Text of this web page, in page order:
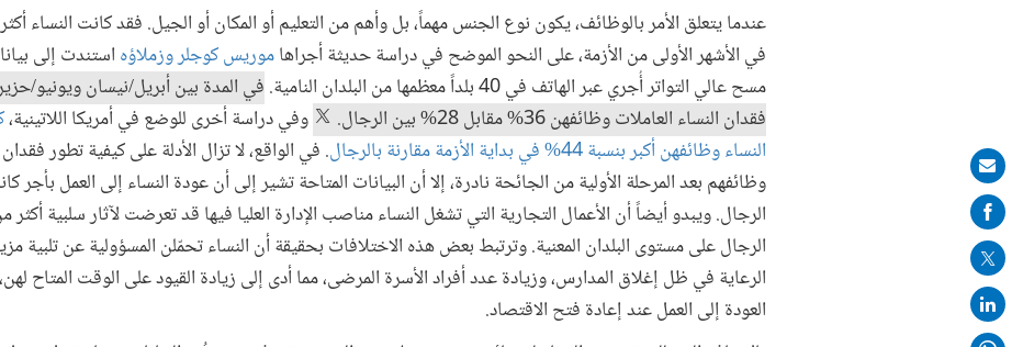
عندما يتعلق الأمر بالوظائف، يكون نوع الجنس مهماً، بل وأهم من التعليم أو المكان أو الجيل. فقد كانت النساء
في الأشهر الأولى من الأزمة، على النحو الموضح في دراسة حديثة أجراهاموريس كوجلر وزملاؤه استندت إلى
مسح عالي التواتر أُجري عبر الهاتف في 40 بلداً معظمها من البلدان النامية.
فقدان النساء العاملات وظائفهن 36% مقابل 28% بين الرجال.
وفي دراسة أخرى للوضع في أمريكا اللاتينية،
النساء وظائفهن أكبر بنسبة 44% في بداية الأزمة مقارنة بالرجال
. في الواقع، لا تزال الأدلة على كيفية تطور
وظائفهم بعد المرحلة الأولية من الجائحة نادرة، إلا أن البيانات المتاحة تشير إلى أن عودة النساء إلى العمل بأجر
الرجال. ويبدو أيضاً أن الأعمال التجارية التي تشغل النساء مناصب الإدارة العليا فيها قد تعرضت لآثار سلبية أكثر
الرجال على مستوى البلدان المعنية. وترتبط بعض هذه الاختلافات بحقيقة أن النساء تحمّلن المسؤولية عن تلبية
الرعاية في ظل إغلاق المدارس، وزيادة عدد أفراد الأسرة المرضى، مما أدى إلى زيادة القيود على الوقت المتاح
العودة إلى العمل عند إعادة فتح الاقتصاد.
Share
on
mail